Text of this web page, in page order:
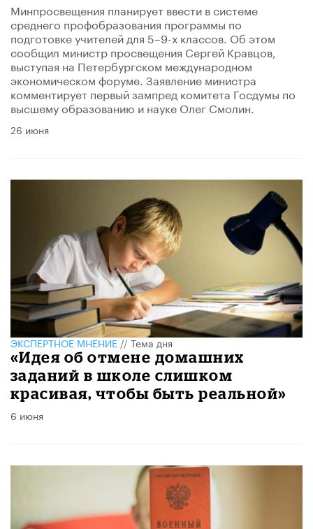
Минпросвещения планирует ввести в системе
среднего профобразования программы по
подготовке учителей для 5–9-х классов. Об этом
сообщил министр просвещения Сергей Кравцов,
выступая на Петербургском международном
экономическом форуме. Заявление министра
комментирует первый зампред комитета Госдумы по
высшему образованию и науке Олег Смолин.
26 июня
ЭКСПЕРТНОЕ МНЕНИЕ//Тема дня
«Идея об отмене домашних
заданий в школе слишком
красивая, чтобы быть реальной»
6 июня